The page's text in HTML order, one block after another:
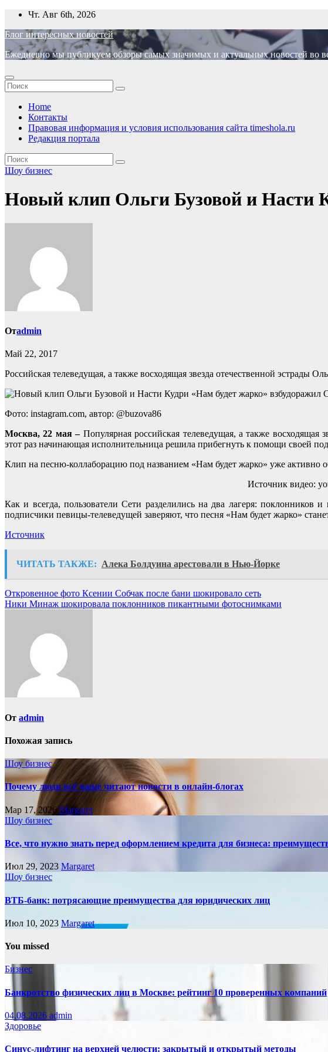
Перейти
содержимому
Чт. Авг 6th, 2026
Блог интересных новостей
Ежедневно мы публикуем обзоры самых значимых и актуальных новостей во
Home
Контакты
Правовая информация и условия использования сайта timeshola.ru
Редакция портала
Шоу бизнес
Новый клип Ольги Бузовой и Насти
Отadmin
Май 22, 2017
Российская телеведущая, а также восходящая звезда отечественной эстрады
Фото: instagram.com, автор: @buzova86
Москва, 22 мая – Популярная российская телеведущая, а также
этот раз начинающая исполнительница решила прибегнуть к помощи своей
Клип на песню-коллаборацию под названием «Нам будет жарко» уже активно
Источник видео:
Как и всегда, пользователи Сети разделились на два лагеря: поклонников
подписчики певицы-телеведущей заверяют, что песня «Нам будет жарко»
Источник
ЧИТАТЬ ТАКЖЕ: Алека Болдуина арестовали в Нью-Йорке
Навигация
по
Откровенное фото Ксении Собчак после бани шокировало сеть
Ники Минаж шокировала поклонников пикантными фотоснимками
От admin
Похожая запись
Шоу бизнес
Почему люди всё чаще читают новости в онлайн-блогах
Мар 17, 2026Margaret
Шоу бизнес
Все, что нужно знать перед оформлением кредита для бизнеса:
Июл 29, 2023 Margaret
Шоу бизнес
ВТБ-банк: потрясающие преимущества для юридических лиц
Июл 10, 2023 Margaret
You missed
Бизнес
Банкротство физических лиц в Москве: рейтинг 10 проверенных компаний
04.08.2026 admin
Здоровье
Синус-лифтинг на верхней челюсти: закрытый и открытый методы